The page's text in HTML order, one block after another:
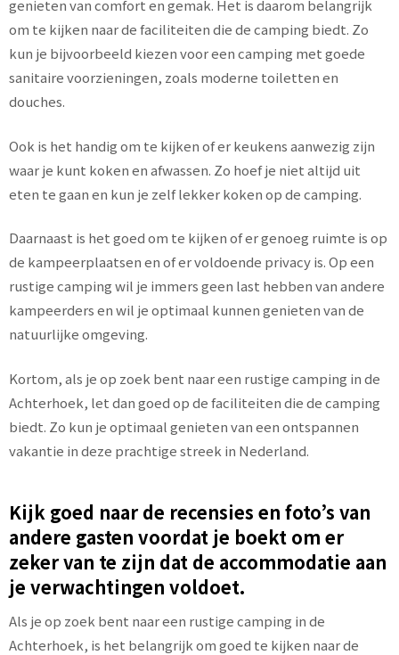
genieten van comfort en gemak. Het is daarom belangrijk
om te kijken naar de faciliteiten die de camping biedt. Zo
kun je bijvoorbeeld kiezen voor een camping met goede
sanitaire voorzieningen, zoals moderne toiletten en
douches.
Ook is het handig om te kijken of er keukens aanwezig zijn
waar je kunt koken en afwassen. Zo hoef je niet altijd uit
eten te gaan en kun je zelf lekker koken op de camping.
Daarnaast is het goed om te kijken of er genoeg ruimte is op
de kampeerplaatsen en of er voldoende privacy is. Op een
rustige camping wil je immers geen last hebben van andere
kampeerders en wil je optimaal kunnen genieten van de
natuurlijke omgeving.
Kortom, als je op zoek bent naar een rustige camping in de
Achterhoek, let dan goed op de faciliteiten die de camping
biedt. Zo kun je optimaal genieten van een ontspannen
vakantie in deze prachtige streek in Nederland.
Kijk goed naar de recensies en foto’s van
andere gasten voordat je boekt om er
zeker van te zijn dat de accommodatie aan
je verwachtingen voldoet.
Als je op zoek bent naar een rustige camping in de
Achterhoek, is het belangrijk om goed te kijken naar de